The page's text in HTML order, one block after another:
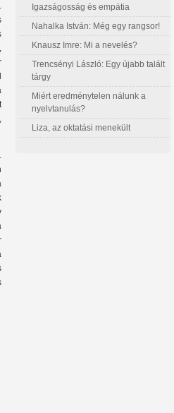
Igazságosság és empátia
Nahalka István: Még egy rangsor!
Knausz Imre: Mi a nevelés?
Trencsényi László: Egy újabb talált
tárgy
Miért eredménytelen nálunk a
nyelvtanulás?
Liza, az oktatási menekült